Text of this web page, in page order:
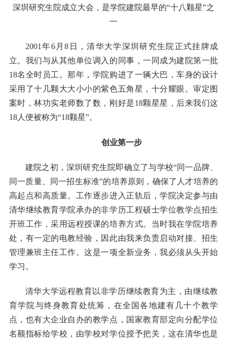
深圳研究生院成立大会，是学院建院最早的“十八颗星”之
一
2001年6月8日，清华大学深圳研究生院正式挂牌成
立。我们与从其他单位调入的同事，一同成为建院第一批
18名全时员工。那年，学院购进了一辆大巴，车身的设计
采用了十几颗大大小小的紫色五角星，十分耀眼。审定图
案时，林功实老师数了数，刚好是18颗星星，后来我们这
18人便被称为“18颗星”。
创业第一步
建院之初，深圳研究生院即确立了与学校“同一品牌、
同一质量、同一招生标准”的培养原则，确保了人才培养的
高起点和高质量。工作逐步进入正轨后，学院决定参与由
清华继续教育学院承办的非学历工程硕士学位教学点招生
开班工作，采用远程授课的培养方式。当时我在学院培养
处，有一定的电教经验，因此由我来负责启动对接、招生
管理兼班主任工作。这是一项全新业务，我必须从头开始
学习。
清华大学远程教育以非学历继续教育为主，由继续教
育学院与终身教育处统筹，在全国各地建有几十个教学
点，也有大企业自办的教学点，国家教育部定向分配学位
名额指标给学校，由学校对学位授予把关，这在清华也是